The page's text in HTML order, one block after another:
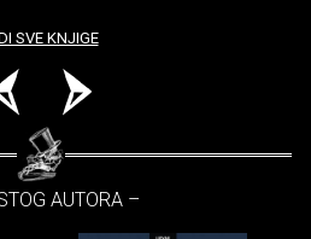
SVE KNJIGE
AUTORA –